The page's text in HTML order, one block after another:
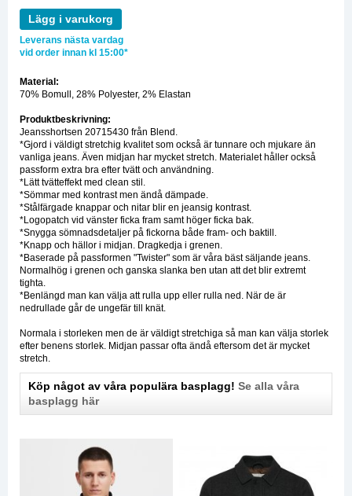
Lägg i varukorg
Leverans nästa vardag
vid order innan kl 15:00*
Material:
70% Bomull, 28% Polyester, 2% Elastan
Produktbeskrivning:
Jeansshortsen 20715430 från Blend.
*Gjord i väldigt stretchig kvalitet som också är tunnare och mjukare än
vanliga jeans. Även midjan har mycket stretch. Materialet håller också
passform extra bra efter tvätt och användning.
*Lätt tvätteffekt med clean stil.
*Sömmar med kontrast men ändå dämpade.
*Stålfärgade knappar och nitar blir en jeansig kontrast.
*Logopatch vid vänster ficka fram samt höger ficka bak.
*Snygga sömnadsdetaljer på fickorna både fram- och baktill.
*Knapp och hällor i midjan. Dragkedja i grenen.
*Baserade på passformen "Twister" som är våra bäst säljande jeans.
Normalhög i grenen och ganska slanka ben utan att det blir extremt
tighta.
*Benlängd man kan välja att rulla upp eller rulla ned. När de är
nedrullade går de ungefär till knät.
Normala i storleken men de är väldigt stretchiga så man kan välja storlek
efter benens storlek. Midjan passar ofta ändå eftersom det är mycket
stretch.
Köp något av våra populära basplagg! Se alla våra
basplagg här